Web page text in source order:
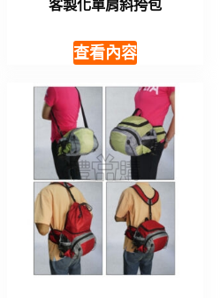
客製化單肩斜挎包
查看內容